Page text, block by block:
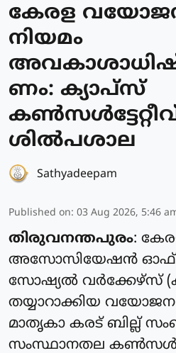
കേരള
നിയമം
ണം: ക്യാപ്സ്
ശിൽപശാല
Sathyadeepam
Published on: 03 Aug 2026, 5:46
തിരുവനന്തപുരം:
അസോസിയേഷൻ
സോഷ്യൽ വർക്കേഴ്സ്
തയ്യാറാക്കിയ
മാതൃകാ കരട് ബില്ല്
സംസ്ഥാനതല